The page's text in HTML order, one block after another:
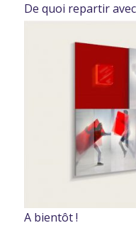
De quoi repartir
A bientôt !